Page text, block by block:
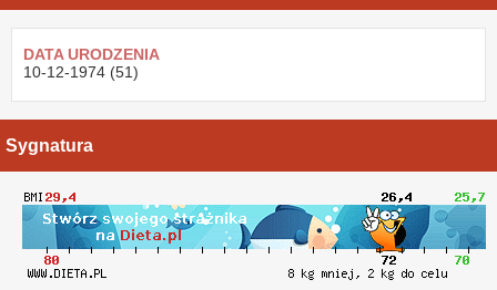
DATA URODZENIA
10-12-1974 (51)
Sygnatura